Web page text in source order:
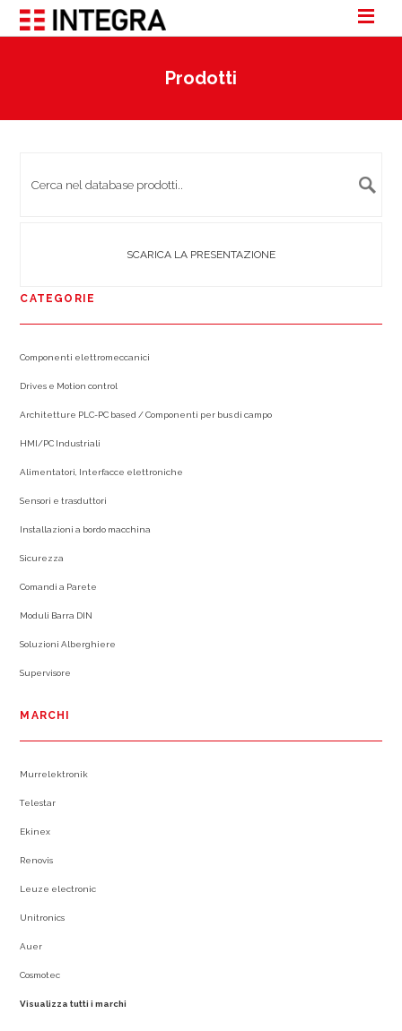
Prodotti
SCARICA LA PRESENTAZIONE
CATEGORIE
Componenti elettromeccanici
Drives e Motion control
Architetture PLC-PC based / Componenti per bus di campo
HMI/PC Industriali
Alimentatori, Interfacce elettroniche
Sensori e trasduttori
Installazioni a bordo macchina
Sicurezza
Comandi a Parete
Moduli Barra DIN
Soluzioni Alberghiere
Supervisore
MARCHI
Murrelektronik
Telestar
Ekinex
Renovis
Leuze electronic
Unitronics
Auer
Cosmotec
Visualizza tutti i marchi